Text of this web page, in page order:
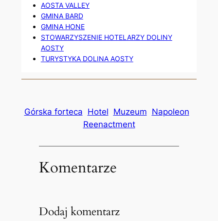
AOSTA VALLEY
GMINA BARD
GMINA HONE
STOWARZYSZENIE HOTELARZY DOLINY
AOSTY
TURYSTYKA DOLINA AOSTY
Górska forteca Hotel Muzeum Napoleon
Reenactment
Komentarze
Dodaj komentarz